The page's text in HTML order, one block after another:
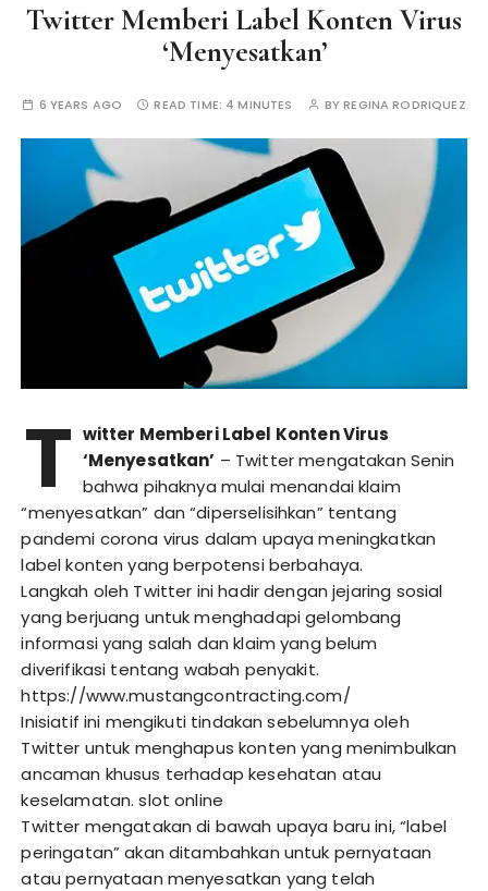
Twitter Memberi Label Konten Virus
‘Menyesatkan’
6 YEARS AGO READ TIME: 4 MINUTES BYREGINA RODRIQUEZ
T witter Memberi Label Konten Virus
‘Menyesatkan’ – Twitter mengatakan Senin
bahwa pihaknya mulai menandai klaim
“menyesatkan” dan “diperselisihkan” tentang
pandemi corona virus dalam upaya meningkatkan
label konten yang berpotensi berbahaya.
Langkah oleh Twitter ini hadir dengan jejaring sosial
yang berjuang untuk menghadapi gelombang
informasi yang salah dan klaim yang belum
diverifikasi tentang wabah penyakit.
https://www.mustangcontracting.com/
Inisiatif ini mengikuti tindakan sebelumnya oleh
Twitter untuk menghapus konten yang menimbulkan
ancaman khusus terhadap kesehatan atau
keselamatan.slot online
Twitter mengatakan di bawah upaya baru ini, “label
peringatan” akan ditambahkan untuk pernyataan
atau pernyataan menyesatkan yang telah